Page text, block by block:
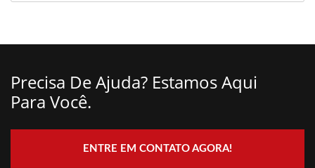
Precisa De Ajuda? Estamos Aqui
Para Você.
ENTRE EM CONTATO AGORA!